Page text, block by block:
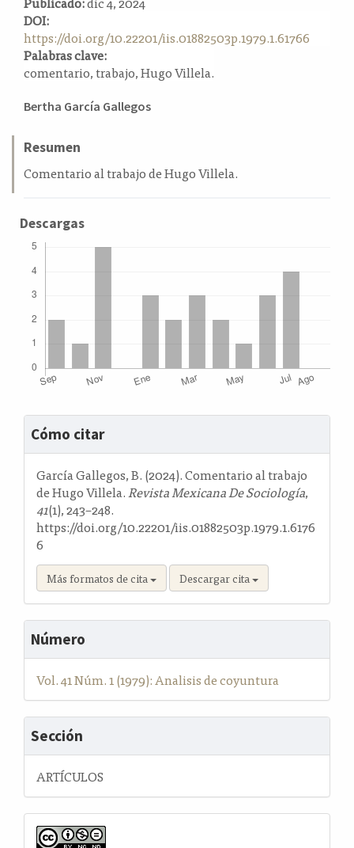
a
l
a
t
e
r
a
DOI:
https://doi.org/10.22201/iis.01882503p.1979.1.61766
Palabras clave:
comentario, trabajo, Hugo Villela.
Contenido
del
artículo
Bertha García Gallegos
Resumen
Comentario al trabajo de Hugo Villela.
Descargas
Detalles
del
artículo
Cómo citar
García Gallegos, B. (2024). Comentario al trabajo
de Hugo Villela.Revista Mexicana De Sociología,
41(1), 243–248.
https://doi.org/10.22201/iis.01882503p.1979.1.6176
6
Más formatos de cita Descargar cita
Número
Vol. 41 Núm. 1 (1979): Analisis de coyuntura
Sección
ARTÍCULOS